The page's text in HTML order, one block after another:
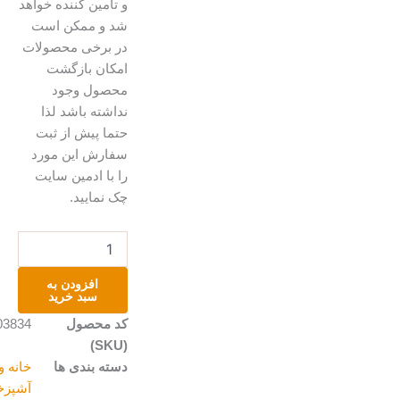
و تامین کننده خواهد
شد و ممکن است
در برخی محصولات
امکان بازگشت
محصول وجود
نداشته باشد لذا
حتما پیش از ثبت
سفارش این مورد
را با ادمین سایت
چک نمایید.
افزودن به
سبد خرید
کد محصول
A203834
دسته بندی ها
خانه و
آشپزخانه ,